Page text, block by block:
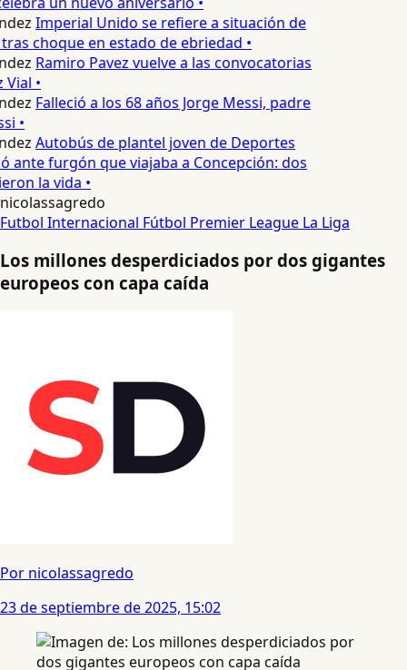
Imperial Unido se refiere a situación de
choque en estado de ebriedad •
Ramiro Pavez vuelve a las convocatorias
•
Falleció a los 68 años Jorge Messi, padre
•
Autobús de plantel joven de Deportes
ante furgón que viajaba a Concepción: dos
la vida •
nicolassagredo
Futbol Internacional Fútbol Premier League La Liga
Los millones desperdiciados por dos gigantes
europeos con capa caída
Por nicolassagredo
23 de septiembre de 2025, 15:02